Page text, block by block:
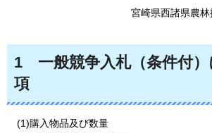
宮崎県西諸県農
1
一般競争入札（条件付
項
(1)購入物品及び数量